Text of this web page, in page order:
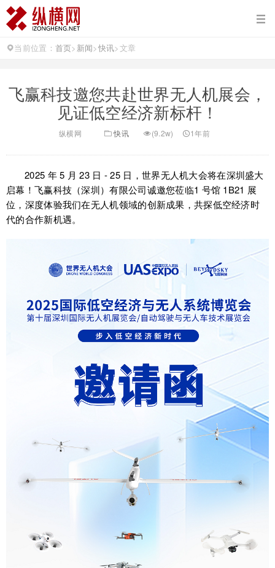
当前位置： 首页> 新闻>快讯>文章
飞赢科技邀您共赴世界无人机展会，
见证低空经济新标杆！
纵横网 快讯 (9.2w) 1年前
2025 年 5 月 23 日 - 25 日，世界无人机大会将在深圳盛大
启幕！飞赢科技（深圳）有限公司诚邀您莅临1 号馆 1B21 展
位，深度体验我们在无人机领域的创新成果，共探低空经济时
代的合作新机遇。